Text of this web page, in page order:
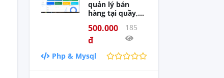
quản lý bán
hàng tại quầy,
hàng, tạp hóa
PHP MySQL
500.000
đ
185
Php & Mysql